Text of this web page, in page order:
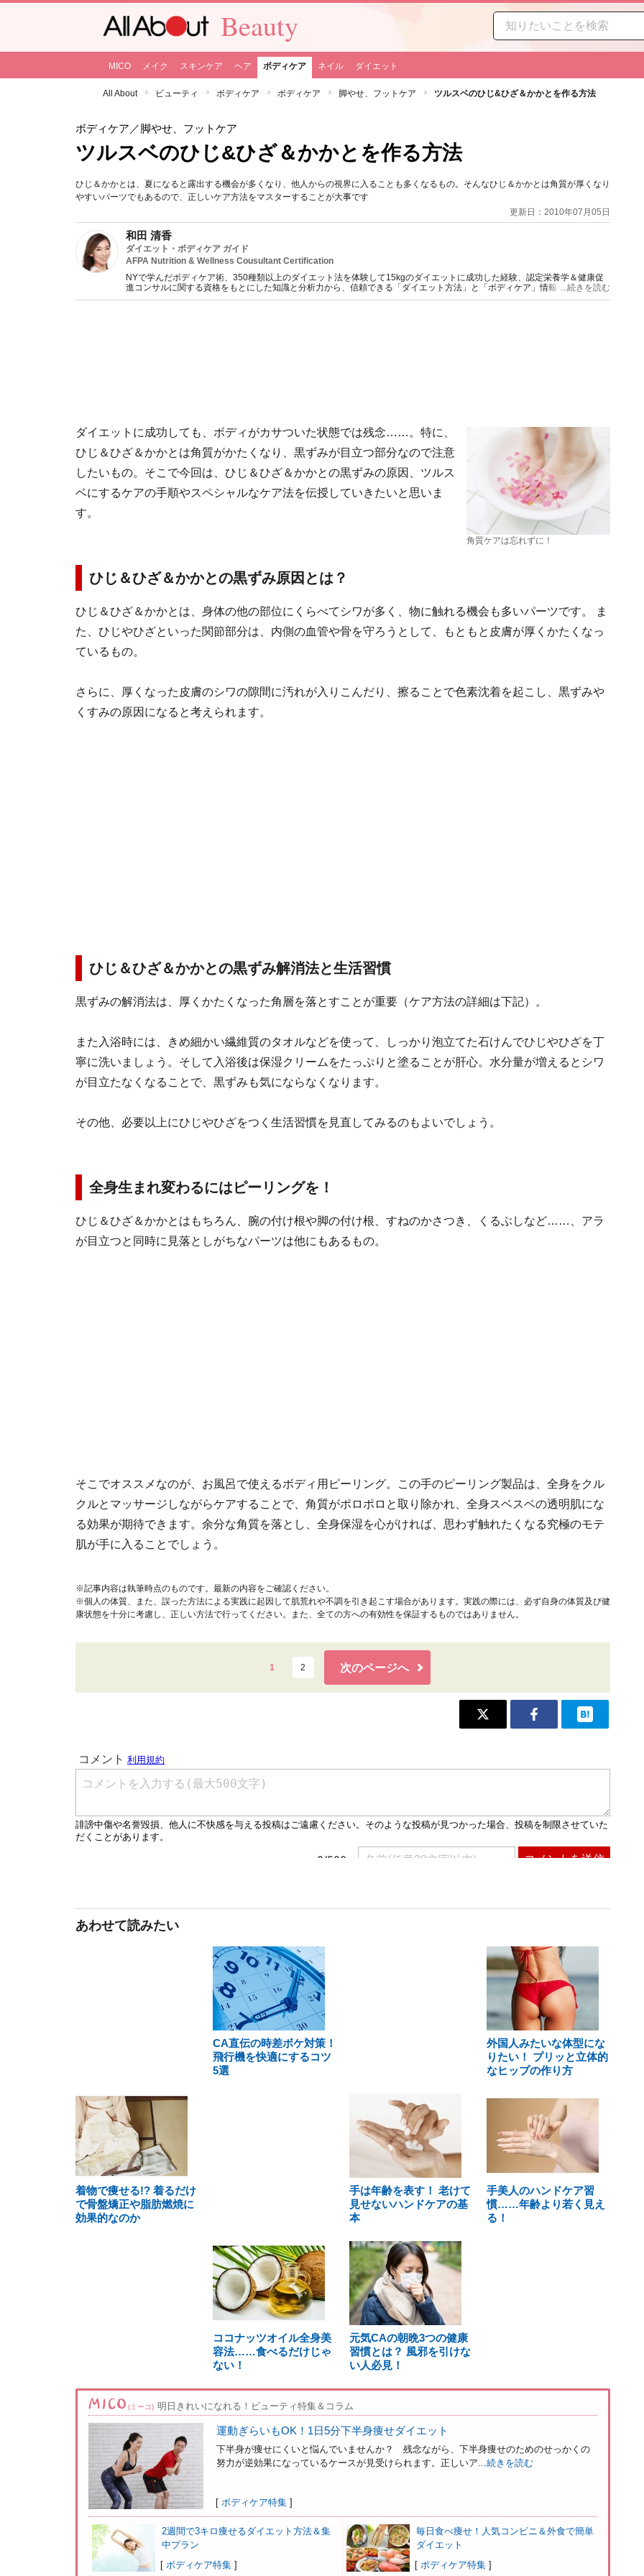
Beauty
MICO メイク スキンケア ヘア ボディケア ネイル ダイエット
All About ビューティ ボディケア ボディケア 脚やせ、フットケア ツルスベのひじ&ひざ＆かかとを作る方法
ボディケア ／脚やせ、フットケア
ツルスベのひじ&ひざ＆かかとを作る方法
ひじ＆かかとは、夏になると露出する機会が多くなり、他人からの視界に入ることも多くなるもの。そんなひじ＆かかとは角質が厚くなり
やすいパーツでもあるので、正しいケア方法をマスターすることが大事です
更新日：2010年07月05日
和田 清香
ダイエット・ボディケア ガイド
AFPA Nutrition & Wellness Cousultant Certification
NYで学んだボディケア術、350種類以上のダイエット法を体験して15kgのダイエットに成功した経験、認定栄養学＆健康促
進コンサルに関する資格をもとにした知識と分析力から、信頼できる「ダイエット方法」と「ボディケア」情報を提供。
YouTube&インスタグラムでのダイエット動画も配信中（＊経歴にURL記載）。
...続きを読む
角質ケアは忘れずに！
ダイエットに成功しても、ボディがカサついた状態では残念……。特に、
ひじ＆ひざ＆かかとは角質がかたくなり、黒ずみが目立つ部分なので注意
したいもの。そこで今回は、ひじ＆ひざ＆かかとの黒ずみの原因、ツルス
ベにするケアの手順やスペシャルなケア法を伝授していきたいと思いま
す。
ひじ＆ひざ＆かかとの黒ずみ原因とは？
ひじ＆ひざ＆かかとは、身体の他の部位にくらべてシワが多く、物に触れる機会も多いパーツです。 ま
た、ひじやひざといった関節部分は、内側の血管や骨を守ろうとして、もともと皮膚が厚くかたくなっ
ているもの。
さらに、厚くなった皮膚のシワの隙間に汚れが入りこんだり、擦ることで色素沈着を起こし、黒ずみや
くすみの原因になると考えられます。
ひじ＆ひざ＆かかとの黒ずみ解消法と生活習慣
黒ずみの解消法は、厚くかたくなった角層を落とすことが重要（ケア方法の詳細は下記）。
また入浴時には、きめ細かい繊維質のタオルなどを使って、しっかり泡立てた石けんでひじやひざを丁
寧に洗いましょう。そして入浴後は保湿クリームをたっぷりと塗ることが肝心。水分量が増えるとシワ
が目立たなくなることで、黒ずみも気にならなくなります。
その他、必要以上にひじやひざをつく生活習慣を見直してみるのもよいでしょう。
全身生まれ変わるにはピーリングを！
ひじ＆ひざ＆かかとはもちろん、腕の付け根や脚の付け根、すねのかさつき、くるぶしなど……、アラ
が目立つと同時に見落としがちなパーツは他にもあるもの。
そこでオススメなのが、お風呂で使えるボディ用ピーリング。この手のピーリング製品は、全身をクル
クルとマッサージしながらケアすることで、角質がポロポロと取り除かれ、全身スベスベの透明肌にな
る効果が期待できます。余分な角質を落とし、全身保湿を心がければ、思わず触れたくなる究極のモテ
肌が手に入ることでしょう。
※記事内容は執筆時点のものです。最新の内容をご確認ください。
※個人の体質、また、誤った方法による実践に起因して肌荒れや不調を引き起こす場合があります。実践の際には、必ず自身の体質及び健
康状態を十分に考慮し、正しい方法で行ってください。また、全ての方への有効性を保証するものではありません。
1 2 次のページへ
あわせて読みたい
CA直伝の時差ボケ対策！
飛行機を快適にするコツ
5選
外国人みたいな体型にな
りたい！ プリッと立体的
なヒップの作り方
着物で痩せる!? 着るだけ
で骨盤矯正や脂肪燃焼に
効果的なのか
手は年齢を表す！ 老けて
見せないハンドケアの基
本
手美人のハンドケア習
慣……年齢より若く見え
る！
ココナッツオイル全身美
容法……食べるだけじゃ
ない！
元気CAの朝晩3つの健康
習慣とは？ 風邪を引けな
い人必見！
(ミーコ) 明日きれいになれる！ビューティ特集＆コラム
運動ぎらいもOK！1日5分下半身痩せダイエット
下半身が痩せにくいと悩んでいませんか？ 残念ながら、下半身痩せのためのせっかくの
努力が逆効果になっているケースが見受けられます。正しいア...続きを読む
[ ボディケア特集 ]
2週間で3キロ痩せるダイエット方法＆集
中プラン
[ ボディケア特集 ]
毎日食べ痩せ！人気コンビニ＆外食で簡単
ダイエット
[ ボディケア特集 ]